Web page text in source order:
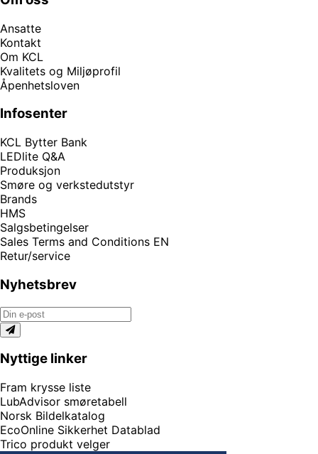
Ansatte
Kontakt
Om KCL
Kvalitets og Miljøprofil
Åpenhetsloven
Infosenter
KCL Bytter Bank
LEDlite Q&A
Produksjon
Smøre og verkstedutstyr
Brands
HMS
Salgsbetingelser
Sales Terms and Conditions EN
Retur/service
Nyhetsbrev
Nyttige linker
Fram krysse liste
LubAdvisor smøretabell
Norsk Bildelkatalog
EcoOnline Sikkerhet Datablad
Trico produkt velger